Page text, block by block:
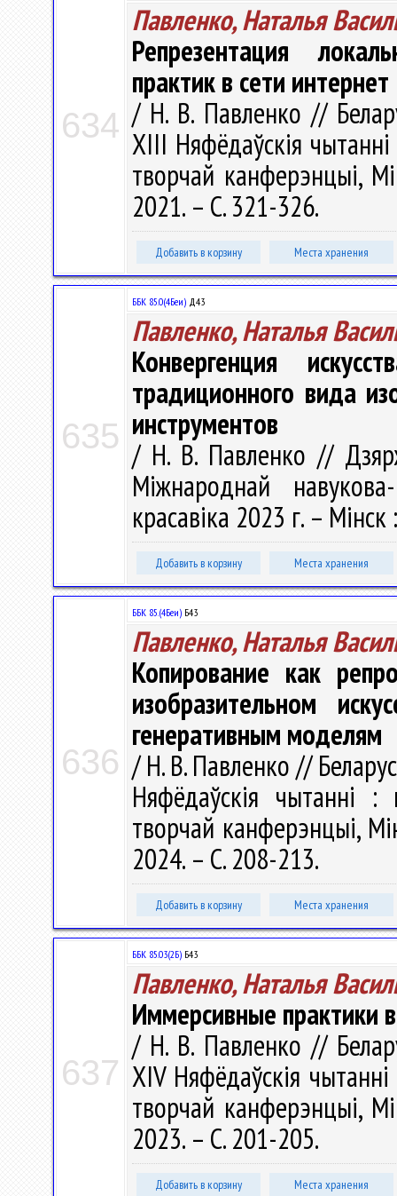
634
Павленко, Наталья
Репрезентация
практик в сети интернет
/ Н. В. Павленко //
XIII Няфёдаўскія
творчай канферэнцыі,
2021. – С. 321-326.
Добавить в корзину Места хранения
635
ББК 85.0(4Беи) Д43
Павленко, Наталья
Конвергенция
традиционного вида
инструментов
/ Н. В. Павленко //
Міжнароднай
красавіка 2023 г. –
Добавить в корзину Места хранения
636
ББК 85.(4Беи) Б43
Павленко, Наталья
Копирование как
изобразительном
генеративным моделям
/ Н. В. Павленко //
Няфёдаўскія чытанні :
творчай канферэнцыі,
2024. – С. 208-213.
Добавить в корзину Места хранения
637
ББК 85.03(2Б) Б43
Павленко, Наталья
Иммерсивные практики
/ Н. В. Павленко //
XIV Няфёдаўскія
творчай канферэнцыі,
2023. – С. 201-205.
Добавить в корзину Места хранения